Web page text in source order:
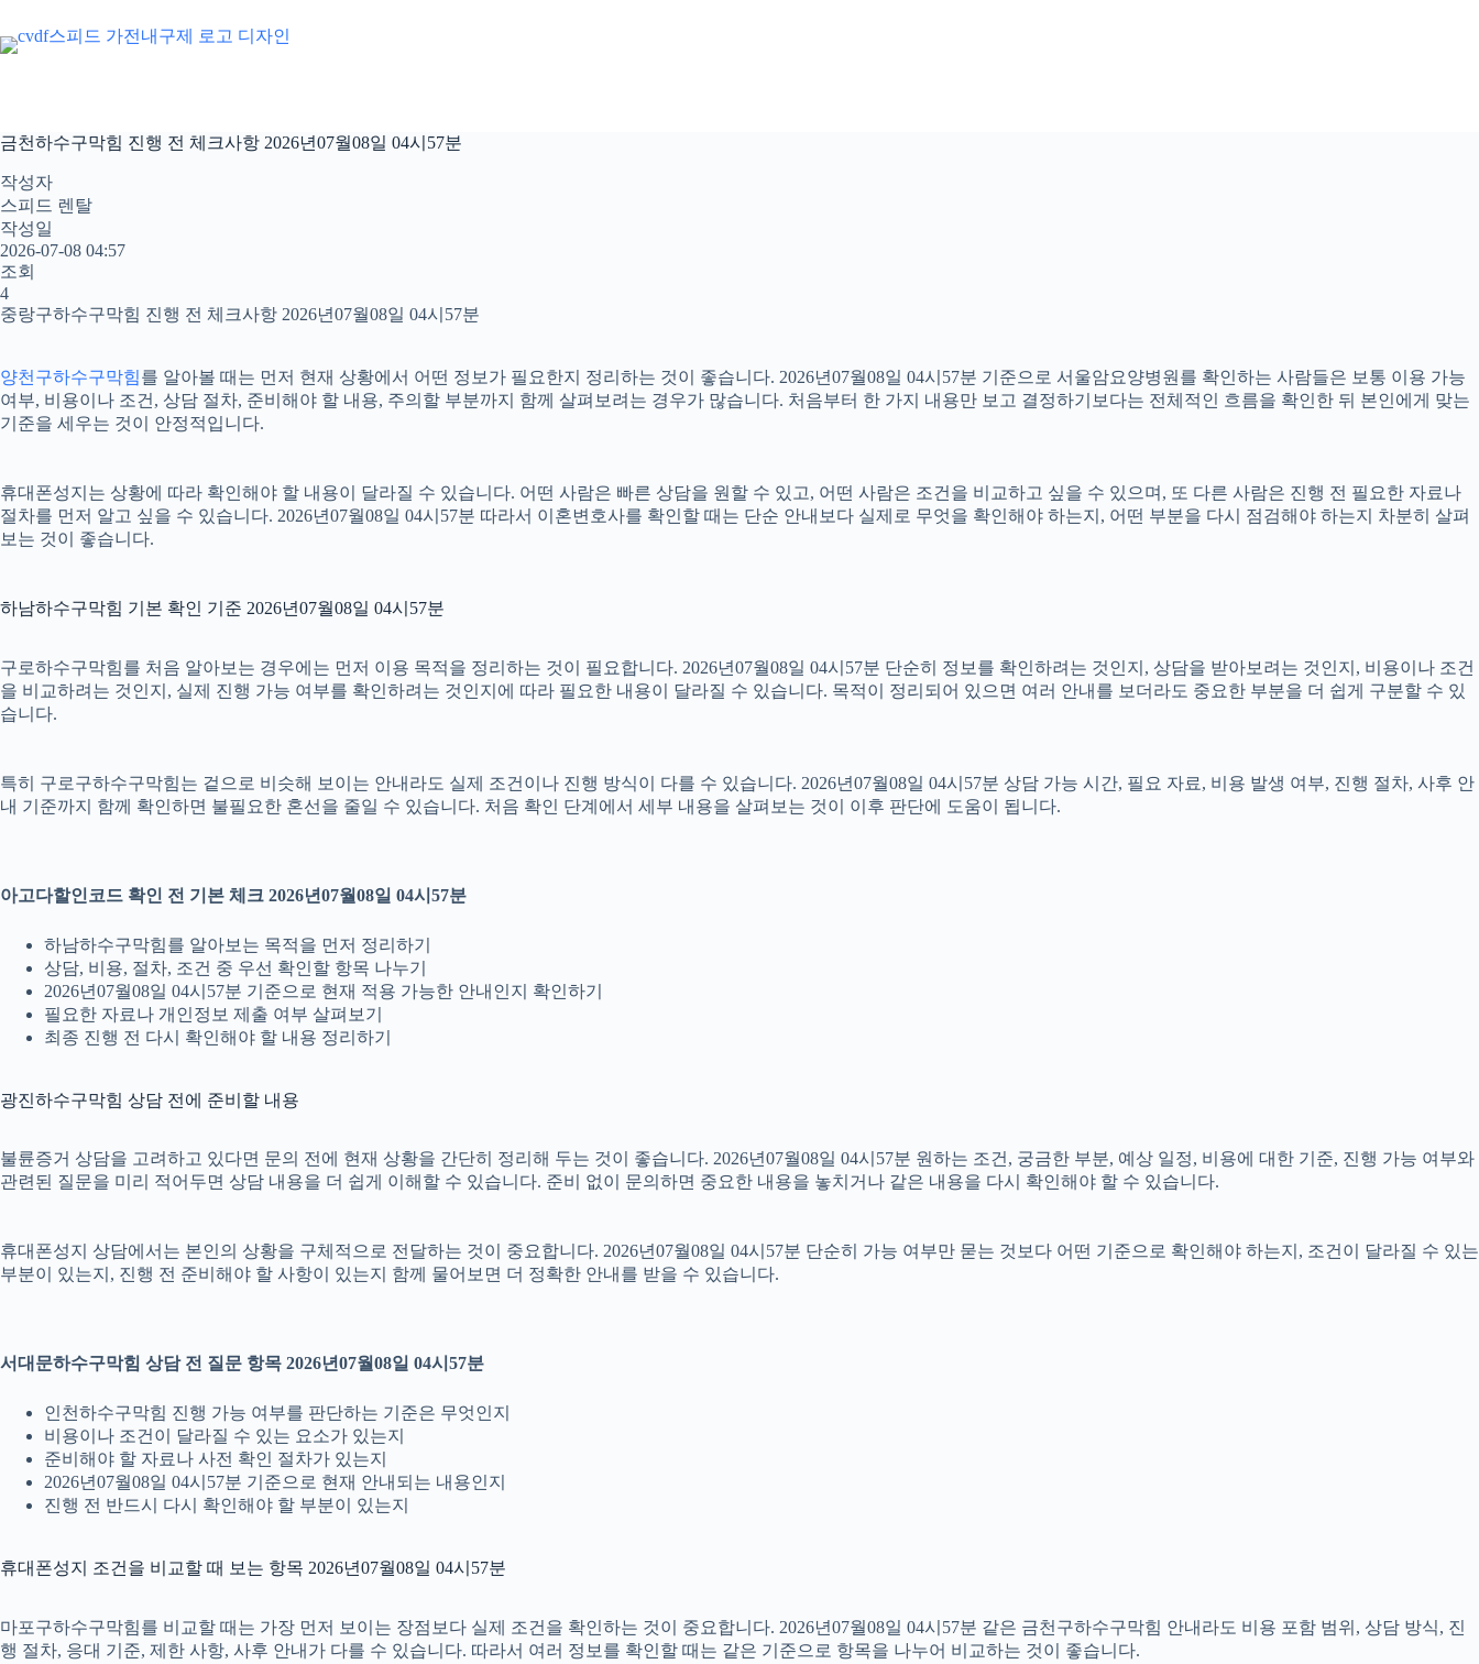
문
으
뛰
기
금천하수구막힘 진행 전 체크사항 2026년07월08일 04시57분
작성자
스피드 렌탈
작성일
2026-07-08 04:57
조회
4
중랑구하수구막힘 진행 전 체크사항 2026년07월08일 04시57분
양천구하수구막힘를 알아볼 때는 먼저 현재 상황에서 어떤 정보가 필요한지 정리하는 것이 좋습니다. 2026년07월08일 04시57분 기준으로 서울암요양병원를 확인하는 사람들은 보통 이용 가능
여부, 비용이나 조건, 상담 절차, 준비해야 할 내용, 주의할 부분까지 함께 살펴보려는 경우가 많습니다. 처음부터 한 가지 내용만 보고 결정하기보다는 전체적인 흐름을 확인한 뒤 본인에게 맞는
기준을 세우는 것이 안정적입니다.
휴대폰성지는 상황에 따라 확인해야 할 내용이 달라질 수 있습니다. 어떤 사람은 빠른 상담을 원할 수 있고, 어떤 사람은 조건을 비교하고 싶을 수 있으며, 또 다른 사람은 진행 전 필요한 자료나
절차를 먼저 알고 싶을 수 있습니다. 2026년07월08일 04시57분 따라서 이혼변호사를 확인할 때는 단순 안내보다 실제로 무엇을 확인해야 하는지, 어떤 부분을 다시 점검해야 하는지 차분히 살펴
보는 것이 좋습니다.
하남하수구막힘 기본 확인 기준 2026년07월08일 04시57분
구로하수구막힘를 처음 알아보는 경우에는 먼저 이용 목적을 정리하는 것이 필요합니다. 2026년07월08일 04시57분 단순히 정보를 확인하려는 것인지, 상담을 받아보려는 것인지, 비용이나 조건
을 비교하려는 것인지, 실제 진행 가능 여부를 확인하려는 것인지에 따라 필요한 내용이 달라질 수 있습니다. 목적이 정리되어 있으면 여러 안내를 보더라도 중요한 부분을 더 쉽게 구분할 수 있
습니다.
특히 구로구하수구막힘는 겉으로 비슷해 보이는 안내라도 실제 조건이나 진행 방식이 다를 수 있습니다. 2026년07월08일 04시57분 상담 가능 시간, 필요 자료, 비용 발생 여부, 진행 절차, 사후 안
내 기준까지 함께 확인하면 불필요한 혼선을 줄일 수 있습니다. 처음 확인 단계에서 세부 내용을 살펴보는 것이 이후 판단에 도움이 됩니다.
아고다할인코드 확인 전 기본 체크 2026년07월08일 04시57분
하남하수구막힘를 알아보는 목적을 먼저 정리하기
상담, 비용, 절차, 조건 중 우선 확인할 항목 나누기
2026년07월08일 04시57분 기준으로 현재 적용 가능한 안내인지 확인하기
필요한 자료나 개인정보 제출 여부 살펴보기
최종 진행 전 다시 확인해야 할 내용 정리하기
광진하수구막힘 상담 전에 준비할 내용
불륜증거 상담을 고려하고 있다면 문의 전에 현재 상황을 간단히 정리해 두는 것이 좋습니다. 2026년07월08일 04시57분 원하는 조건, 궁금한 부분, 예상 일정, 비용에 대한 기준, 진행 가능 여부와
관련된 질문을 미리 적어두면 상담 내용을 더 쉽게 이해할 수 있습니다. 준비 없이 문의하면 중요한 내용을 놓치거나 같은 내용을 다시 확인해야 할 수 있습니다.
휴대폰성지 상담에서는 본인의 상황을 구체적으로 전달하는 것이 중요합니다. 2026년07월08일 04시57분 단순히 가능 여부만 묻는 것보다 어떤 기준으로 확인해야 하는지, 조건이 달라질 수 있는
부분이 있는지, 진행 전 준비해야 할 사항이 있는지 함께 물어보면 더 정확한 안내를 받을 수 있습니다.
서대문하수구막힘 상담 전 질문 항목 2026년07월08일 04시57분
인천하수구막힘 진행 가능 여부를 판단하는 기준은 무엇인지
비용이나 조건이 달라질 수 있는 요소가 있는지
준비해야 할 자료나 사전 확인 절차가 있는지
2026년07월08일 04시57분 기준으로 현재 안내되는 내용인지
진행 전 반드시 다시 확인해야 할 부분이 있는지
휴대폰성지 조건을 비교할 때 보는 항목 2026년07월08일 04시57분
마포구하수구막힘를 비교할 때는 가장 먼저 보이는 장점보다 실제 조건을 확인하는 것이 중요합니다. 2026년07월08일 04시57분 같은 금천구하수구막힘 안내라도 비용 포함 범위, 상담 방식, 진
행 절차, 응대 기준, 제한 사항, 사후 안내가 다를 수 있습니다. 따라서 여러 정보를 확인할 때는 같은 기준으로 항목을 나누어 비교하는 것이 좋습니다.